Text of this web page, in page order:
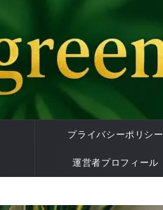
プライバシーポリシー
運営者プロフィール